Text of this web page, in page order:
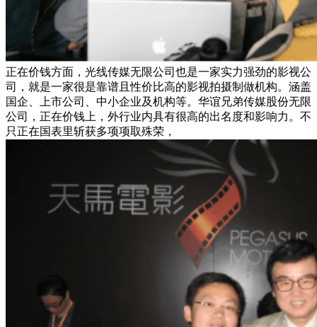
正在价钱方面，光线传媒无限公司也是一家实力强劲的影视公
司，就是一家很是靠谱且性价比高的影视拍摄制做机构。涵盖
国企、上市公司、中小企业及机构等。华谊兄弟传媒股份无限
公司，正在价钱上，外行业内具有很高的出名度和影响力。不
只正在国表里斩获多项项取殊荣，